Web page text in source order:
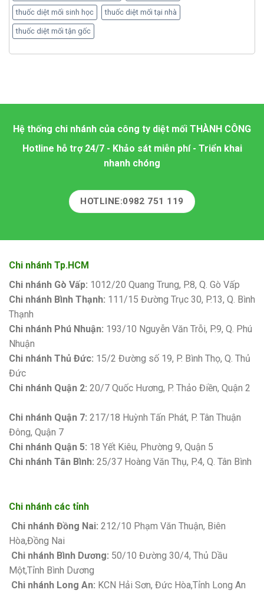
thuốc diệt mối sinh học thuốc diệt mối tại nhà
thuốc diệt mối tận gốc
Hệ thống chi nhánh của công ty diệt mối THÀNH CÔNG
Hotline hỗ trợ 24/7 - Khảo sát miễn phí - Triển khai
nhanh chóng
HOTLINE:0982 751 119
Chi nhánh Tp.HCM
Chi nhánh Gò Vấp: 1012/20 Quang Trung, P.8, Q. Gò Vấp
Chi nhánh Bình Thạnh: 111/15 Đường Trục 30, P.13, Q. Bình
Thạnh
Chi nhánh Phú Nhuận: 193/10 Nguyễn Văn Trỗi, P.9, Q. Phú
Nhuận
Chi nhánh Thủ Đức: 15/2 Đường số 19, P. Bình Thọ, Q. Thủ
Đức
Chi nhánh Quận 2: 20/7 Quốc Hương, P. Thảo Điền, Quận 2
Chi nhánh Quận 7: 217/18 Huỳnh Tấn Phát, P. Tân Thuận
Đông, Quận 7
Chi nhánh Quận 5: 18 Yết Kiêu, Phường 9, Quận 5
Chi nhánh Tân Bình: 25/37 Hoàng Văn Thụ, P.4, Q. Tân Bình
Chi nhánh các tỉnh
Chi nhánh Đồng Nai: 212/10 Phạm Văn Thuận, Biên
Hòa,Đồng Nai
Chi nhánh Bình Dương: 50/10 Đường 30/4, Thủ Dầu
Một,Tỉnh Bình Dương
Chi nhánh Long An: KCN Hải Sơn, Đức Hòa,Tỉnh Long An